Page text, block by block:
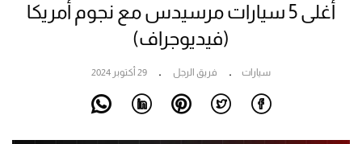
أغلى 5 سيارات مرسيدس مع نجوم أمريكا
(فيديوجراف)
سيارات فريق الرجل 29 أكتوبر 2024